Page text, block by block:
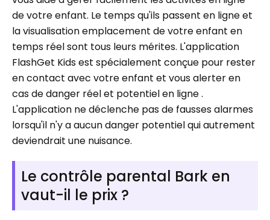
de votre enfant. Le temps qu'ils passent en ligne et
la visualisation emplacement de votre enfant en
temps réel sont tous leurs mérites. L'application
FlashGet Kids est spécialement conçue pour rester
en contact avec votre enfant et vous alerter en
cas de danger réel et potentiel en ligne .
L'application ne déclenche pas de fausses alarmes
lorsqu'il n'y a aucun danger potentiel qui autrement
deviendrait une nuisance.
Le contrôle parental Bark en
vaut-il le prix ?